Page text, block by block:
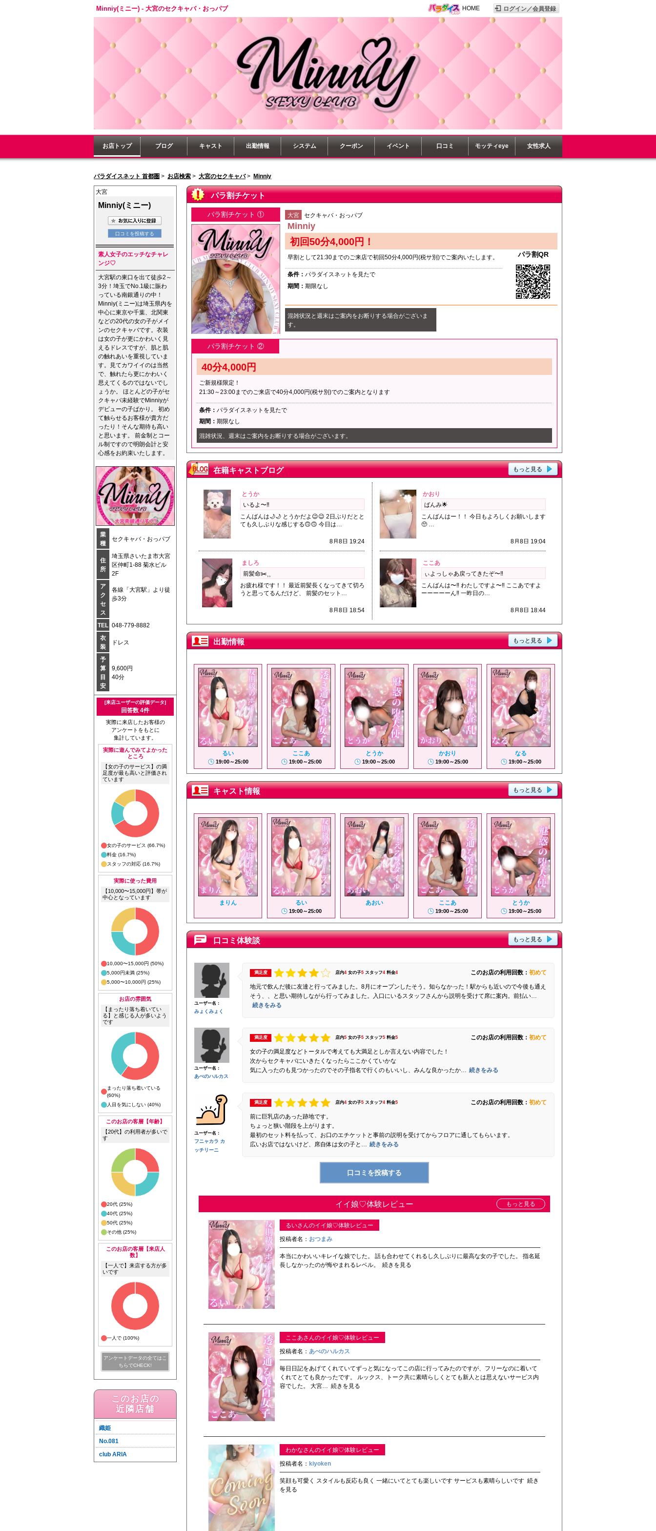
Minniy(ミニー) - 大宮のセクキャバ・おっパブ HOME
お店トップ ブログ キャスト 出勤情報 システム クーポン イベント 口コミ モッティeye 女性求人
パラダイスネット 首都圏 > お店検索 > 大宮のセクキャバ> Minniy
大宮
Minniy(ミニー)
素人女子のエッチなチャレ
ンジ♡
大宮駅の東口を出て徒歩2～
3分！埼玉でNo.1級に賑わ
っている南銀通りの中！
Minniy(ミニー)は埼玉県内を
中心に東京や千葉、北関東
などの20代の女の子がメイ
ンのセクキャバです。衣装
は女の子が更にかわいく見
えるドレスですが、肌と肌
の触れあいを重視していま
す。見てカワイイのは当然
で、触れたら更にかわいく
思えてくるのではないでし
ょうか。 ほとんどの子がセ
クキャバ未経験でMinniyが
デビューの子ばかり。 初め
て触らせるお客様が貴方だ
ったり！そんな期待も高い
と思います。 前金制とコー
ル制ですので明朗会計と安
心感をお約束いたします。
業
種
セクキャバ・おっパブ
住
所
埼玉県さいたま市大宮
区仲町1-88 菊水ビル
2F
ア
ク
セ
ス
各線「大宮駅」より徒
歩3分
TEL 048-779-8882
衣
装
ドレス
予
算
目
安
9,600円
40分
[来店ユーザーの評価データ]
回答数 4件
実際に来店したお客様の
アンケートをもとに
集計しています。
実際に遊んでみてよかった
ところ
【女の子のサービス】の満
足度が最も高いと評価され
ています
女の子のサービス (66.7%)
料金 (16.7%)
スタッフの対応 (16.7%)
実際に使った費用
【10,000〜15,000円】帯が
中心となっています
10,000〜15,000円 (50%)
5,000円未満 (25%)
5,000〜10,000円 (25%)
お店の雰囲気
【まったり落ち着いてい
る】と感じる人が多いよう
です
まったり落ち着いている
(60%)
人目を気にしない (40%)
このお店の客層【年齢】
【20代】の利用者が多いで
す
20代 (25%)
40代 (25%)
50代 (25%)
その他 (25%)
このお店の客層【来店人
数】
【一人で】来店する方が多
いです
一人で (100%)
アンケートデータの全てはこ
ちらでCHECK!
このお店の
近隣店舗
織姫
No.081
club ARIA
パラ割チケット
パラ割チケット ① 大宮 セクキャバ・おっパブ
Minniy
初回50分4,000円！
早割として21:30までのご来店で初回50分4,000円(税サ別)でご案内いたします。
条件： パラダイスネットを見たで
期間： 期限なし
パラ割QR
混雑状況と週末はご案内をお断りする場合がございま
す。
パラ割チケット ②
40分4,000円
ご新規様限定！
21:30～23:00までのご来店で40分4,000円(税サ別)でのご案内となります
条件： パラダイスネットを見たで
期間： 期限なし
混雑状況、週末はご案内をお断りする場合がございます。
在籍キャストブログ もっと見る
とうか
いるよ〜‼️
こんばんは🌙🌙 とうかだよ😉😉 2日ぶりだとと
ても久しぶりな感じする🙃🙃 今日は…
8月8日 19:24
かおり
ばんみ🌟
こんばんはー！！ 今日もよろしくお願いします
🥺 …
8月8日 19:04
ましろ
前髪命✂️⸒⸒
お疲れ様です！！ 最近前髪長くなってきて切ろ
うと思ってるんだけど、 前髪のセット…
8月8日 18:54
ここあ
ぃよっしゃあ戻ってきたぞ〜‼️
こんばんは〜‼️ わたしですよ〜‼️ ここあですよ
ーーーーーん‼️ 一昨日の…
8月8日 18:44
出勤情報 もっと見る
るい
19:00～25:00
ここあ
19:00～25:00
とうか
19:00～25:00
かおり
19:00～25:00
なる
19:00～25:00
キャスト情報 もっと見る
まりん るい
19:00～25:00
あおい ここあ
19:00～25:00
とうか
19:00～25:00
口コミ体験談 もっと見る
ユーザー名：
みょくみょく
満足度 店内4 女の子5 スタッフ4 料金4 このお店の利用回数： 初めて
地元で飲んだ後に友達と行ってみました。8月にオープンしたそう。知らなかった！駅からも近いので今後も通え
そう、、と思い期待しながら行ってみました。入口にいるスタッフさんから説明を受けて席に案内。前払い…
続きをみる
ユーザー名：
あべのハルカス
満足度 店内5 女の子5 スタッフ5 料金5 このお店の利用回数： 初めて
女の子の満足度などトータルで考えても大満足としか言えない内容でした！
次からセクキャバにいきたくなったらここかくていかな
気に入ったのも見つかったのでその子指名で行くのもいいし、みんな良かったか… 続きをみる
ユーザー名：
フニャカラ カ
ッチリーニ
満足度 店内4 女の子5 スタッフ4 料金5 このお店の利用回数： 初めて
前に巨乳店のあった跡地です。
ちょっと狭い階段を上がります。
最初のセット料を払って、お口のエチケットと事前の説明を受けてからフロアに通してもらいます。
広いお店ではないけど、席自体は女の子と… 続きをみる
イイ娘♡体験レビュー もっと見る
るいさんのイイ娘♡体験レビュー
投稿者名： おつまみ
本当にかわいいキレイな娘でした。 話も合わせてくれるし久しぶりに最高な女の子でした。 指名延
長しなかったのが悔やまれるレベル。 続きを見る
ここあさんのイイ娘♡体験レビュー
投稿者名： あべのハルカス
毎日日記をあげてくれていてずっと気になってこの店に行ってみたのですが、フリーなのに着いて
くれてとても良かったです。 ルックス、トーク共に素晴らしくとても新人とは思えないサービス内
容でした。 大宮… 続きを見る
わかなさんのイイ娘♡体験レビュー
投稿者名： kiyoken
笑顔も可愛く スタイルも反応も良く 一緒にいてとても楽しいです サービスも素晴らしいです 続き
を見る